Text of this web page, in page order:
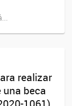
realizar
una beca